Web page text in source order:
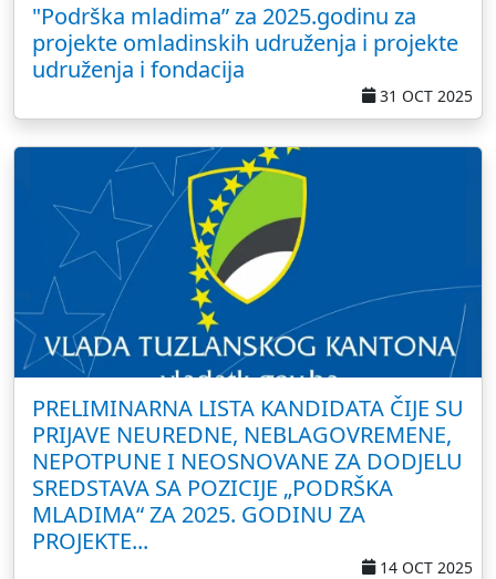
"Podrška mladima” za 2025.godinu za
projekte omladinskih udruženja i projekte
udruženja i fondacija
31 OCT 2025
PRELIMINARNA LISTA KANDIDATA ČIJE SU
PRIJAVE NEUREDNE, NEBLAGOVREMENE,
NEPOTPUNE I NEOSNOVANE ZA DODJELU
SREDSTAVA SA POZICIJE „PODRŠKA
MLADIMA“ ZA 2025. GODINU ZA
PROJEKTE...
14 OCT 2025